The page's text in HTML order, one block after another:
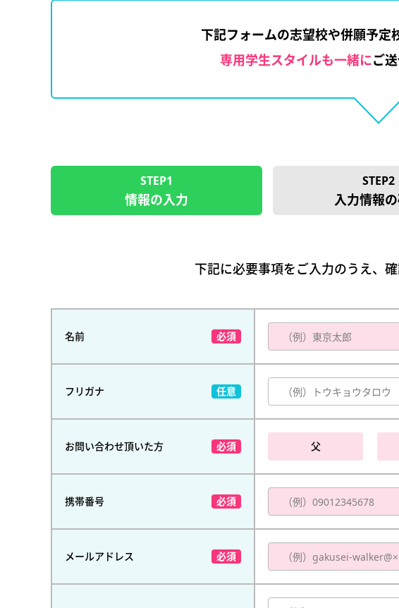
下記フォームの志望校や併願予定
専用学生スタイルも一緒にご
STEP1
情報の入力
STEP2
入力情報
下記に必要事項をご入力のうえ、
名前
フリガナ
お問い合わせ頂いた方 父
携帯番号
メールアドレス